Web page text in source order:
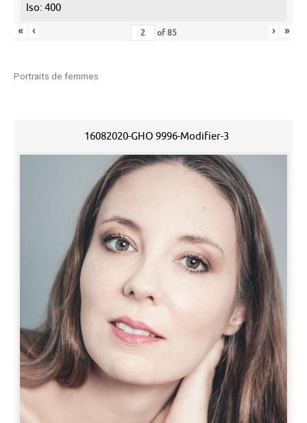
Iso: 400
«
‹ of85 › »
Portraits de femmes
16082020-GHO 9996-Modifier-3